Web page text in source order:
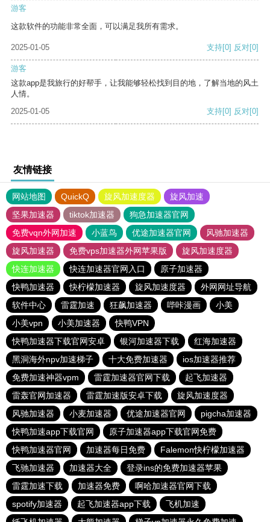
游客
这款软件的功能非常全面，可以满足我所有需求。
2025-01-05 支持[0] 反对[0]
游客
这款app是我旅行的好帮手，让我能够轻松找到目的地，了解当地的风土
人情。
2025-01-05
支持[0] 反对[0]
友情链接
网站地图 QuickQ 旋风加速度器
旋风加速
坚果加速器
tiktok加速器
狗急加速器官网
免费vqn外网加速
小蓝鸟 优途加速器官网
风驰加速器
旋风加速器
免费vps加速器外网苹果版
旋风加速度器
快连加速器
快连加速器官网入口
原子加速器
快鸭加速器
快柠檬加速器 旋风加速度器
外网网址导航
软件中心
雷霆加速 狂飙加速器 哔咔漫画
小美
小美vpn
小美加速器
快鸭VPN
快鸭加速器下载官网安卓
银河加速器下载
红海加速器
黑洞海外npv加速梯子
十大免费加速器
ios加速器推荐
免费加速神器vpm
雷霆加速器官网下载
起飞加速器
雷轰官网加速器
雷霆加速版安卓下载
旋风加速度器
风驰加速器
小麦加速器 优途加速器官网
pigcha加速器
快鸭加速app下载官网
原子加速器app下载官网免费
快鸭加速器官网
加速器每日免费
Falemon快柠檬加速器
飞驰加速器
加速器大全
登录ins的免费加速器苹果
雷霆加速下载
加速器免费
啊哈加速器官网下载
spotify加速器
起飞加速器app下载
飞机加速